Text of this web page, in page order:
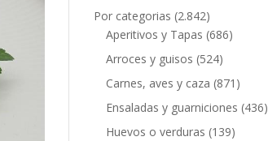
Por categorias (2.842)
Aperitivos y Tapas (686)
Arroces y guisos (524)
Carnes, aves y caza (871)
Ensaladas y guarniciones (436)
Huevos o verduras (139)